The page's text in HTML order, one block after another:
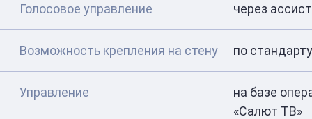
Голосовое управление через
Возможность крепления на стену по
Управление
на базе
«Салют ТВ»